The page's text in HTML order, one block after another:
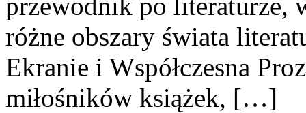
różne obszary świata
Ekranie i Współczesna
miłośników książek, […]